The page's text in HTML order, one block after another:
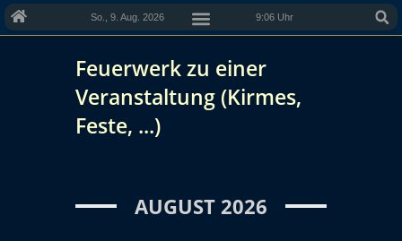
So., 9. Aug. 2026 9:06 Uhr
Feuerwerk zu einer
Veranstaltung (Kirmes,
Feste, ...)
AUGUST 2026